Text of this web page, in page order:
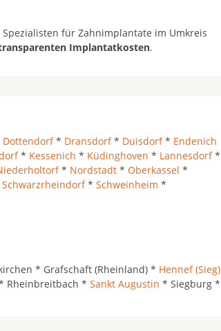
für Zahnimplantate im Umkreis
Implantatkosten.
Dottendorf* Dransdorf* Duisdorf* Endenich
* Kessenich * Küdinghoven * Lannesdorf*
* Nordstadt * Oberkassel *
Schwarzrheindorf* Schweinheim *
* Grafschaft (Rheinland) * Hennef (Sieg)
Rheinbreitbach * Sankt Augustin * Siegburg *